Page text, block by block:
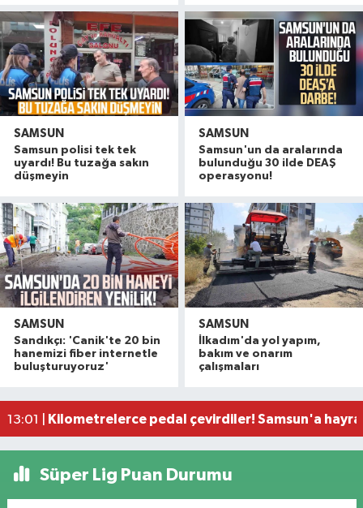
SAMSUN
Samsun polisi tek tek
uyardı! Bu tuzağa sakın
düşmeyin
SAMSUN
Samsun'un da aralarında
bulunduğu 30 ilde DEAŞ
operasyonu!
SAMSUN
Sandıkçı: 'Canik'te 20 bin
hanemizi fiber internetle
buluşturuyoruz'
SAMSUN
İlkadım'da yol yapım,
bakım ve onarım
çalışmaları
14:11 |Samsun'da çocukların enerjisi sahalara taştı:
13:58 |Çalıştığı okul inşaatından 650 bin lira
13:23 | Yeni Parti'den fındık fiyatına tepki! "Üreticiye
13:01 | Kilometrelerce pedal çevirdiler! Samsun'a
Süper Lig Puan Durumu